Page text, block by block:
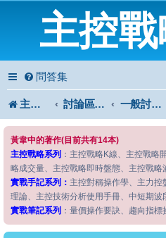
主控
問答集
主控戰略中心 討論區首頁 一般討論區
黃韋中的著作(目前共有14本)
主控戰略系列 ：主控戰略K線、主控戰略
略成交量、主控戰略即時盤態、主控戰
實戰手記系列： 主控對稱操作學、主力
理論、主控技術分析使用手冊、中短期波
實戰筆記系列 ：量價操作要訣、趨向指